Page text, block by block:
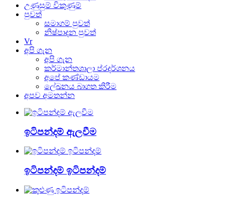
උණුසුම් විකුණුම්
පුවත්
සමාගම් පුවත්
නිෂ්පාදන පුවත්
Vr
අපි ගැන
අපි ගැන
කර්මාන්තශාලා ප්රදර්ශනය
අපේ කණ්ඩායම
ලේඛනය බාගත කිරීම
අපව අමතන්න
ඉටිපන්දම් ඇලවීම
ඉටිපන්දම් ඉටිපන්දම්